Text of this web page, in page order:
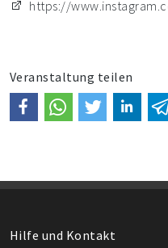
https://
Veranstaltung teilen
Hilfe und Kontakt